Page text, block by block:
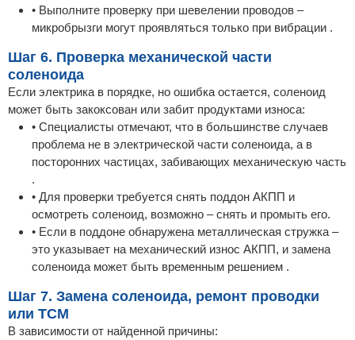
• Выполните проверку при шевелении проводов –
микробрызги могут проявляться только при вибрации .
Шаг 6. Проверка механической части
соленоида
Если электрика в порядке, но ошибка остается, соленоид
может быть закоксован или забит продуктами износа:
• Специалисты отмечают, что в большинстве случаев
проблема не в электрической части соленоида, а в
посторонних частицах, забивающих механическую часть
.
• Для проверки требуется снять поддон АКПП и
осмотреть соленоид, возможно – снять и промыть его.
• Если в поддоне обнаружена металлическая стружка –
это указывает на механический износ АКПП, и замена
соленоида может быть временным решением .
Шаг 7. Замена соленоида, ремонт проводки
или TCM
В зависимости от найденной причины: